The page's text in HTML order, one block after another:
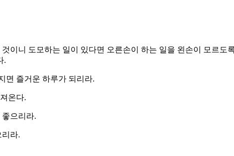
이니 도모하는 일이 있다면 오른손이 하는 일을 왼손이 모르도
.
면 즐거운 하루가 되리라.
온다.
으리라.
라.